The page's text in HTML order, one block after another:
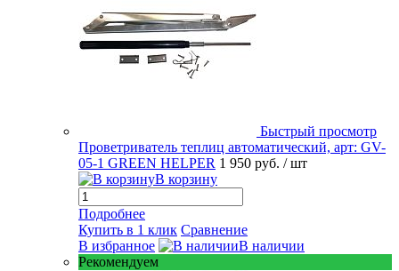
Быстрый просмотр
Проветриватель теплиц автоматический, арт: GV-
05-1 GREEN HELPER 1 950 руб. / шт
В корзину
Подробнее
Купить в 1 клик Сравнение
В избранное
В наличии
Рекомендуем